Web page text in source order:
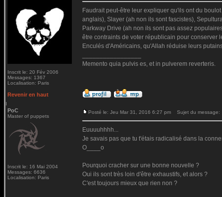
Inscrit le: 20 Fév 2006
Messages: 1367
Localisation: Paris
Faudrait peut-être leur expliquer qu'ils ont du
anglais), Slayer (ah non ils sont fascistes),
Parkway Drive (ah non ils sont pas assez
être contraints de voter républicain pour conserver
Enculés d'Américains, qu'Allah réduise leurs
Memento quia pulvis es, et in pulverem reverteris.
Revenir en haut
PoC
Master of puppets
Inscrit le: 16 Mai 2004
Messages: 6636
Localisation: Paris
Posté le: Jeu Mar 31, 2016 6:27 pm Sujet du message:
Euuuuhhhh...
Je savais pas que tu t'étais radicalisé dans la
O____o
Pourquoi cracher sur une bonne nouvelle ?
Oui ils sont très loin d'être exhaustifs, et alors ?
C'est toujours mieux que rien non ?